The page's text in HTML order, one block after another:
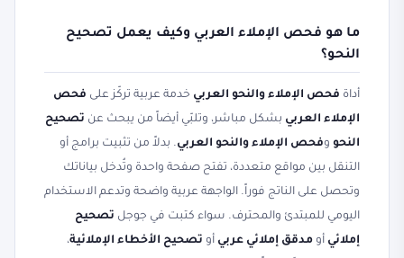
ما هو فحص الإملاء العربي وكيف يعمل تصحيح
النحو؟
أداة فحص الإملاء والنحو العربي خدمة عربية تركّز على فحص
الإملاء العربي بشكل مباشر، وتلبّي أيضاً من يبحث عن تصحيح
النحو وفحص الإملاء والنحو العربي. بدلاً من تثبيت برامج أو
التنقل بين مواقع متعددة، تفتح صفحة واحدة وتُدخل بياناتك
وتحصل على الناتج فوراً. الواجهة عربية واضحة وتدعم الاستخدام
اليومي للمبتدئ والمحترف. سواء كتبت في جوجل تصحيح
إملائي أو مدقق إملائي عربي أو تصحيح الأخطاء الإملائية،